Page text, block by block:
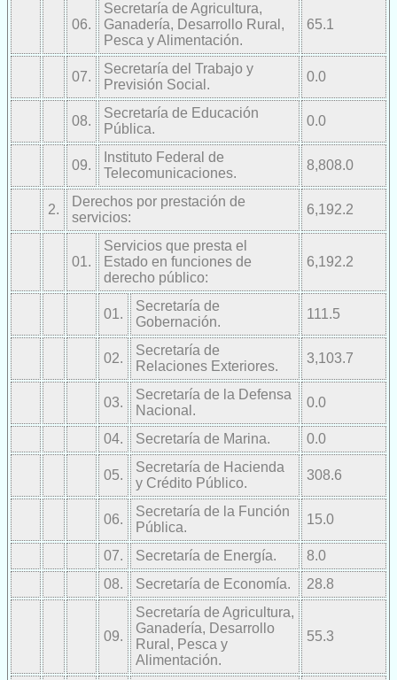
06.
Secretaría de Agricultura,
Ganadería, Desarrollo Rural,
Pesca y Alimentación.
65.1
07.
Secretaría del Trabajo y
Previsión Social.
0.0
08.
Secretaría de Educación
Pública.
0.0
09.
Instituto Federal de
Telecomunicaciones.
8,808.0
2.
Derechos por prestación de
servicios:
6,192.2
01.
Servicios que presta el
Estado en funciones de
derecho público:
6,192.2
01.
Secretaría de
Gobernación.
111.5
02.
Secretaría de
Relaciones Exteriores.
3,103.7
03.
Secretaría de la Defensa
Nacional.
0.0
04. Secretaría de Marina. 0.0
05.
Secretaría de Hacienda
y Crédito Público.
308.6
06.
Secretaría de la Función
Pública.
15.0
07. Secretaría de Energía.
8.0
08.
Secretaría de Economía. 28.8
09.
Secretaría de Agricultura,
Ganadería, Desarrollo
Rural, Pesca y
Alimentación.
55.3